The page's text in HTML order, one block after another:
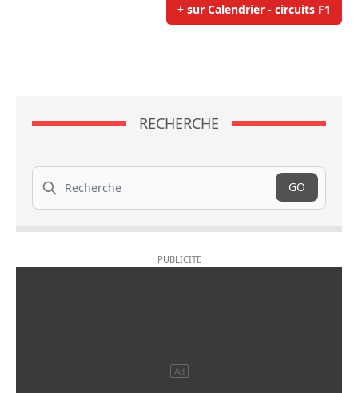
+ sur Calendrier - circuits F1
RECHERCHE
Recherche
GO